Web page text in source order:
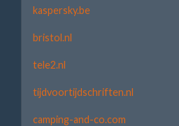
kaspersky.be
bristol.nl
tele2.nl
tijdvoortijdschriften.nl
camping-and-co.com